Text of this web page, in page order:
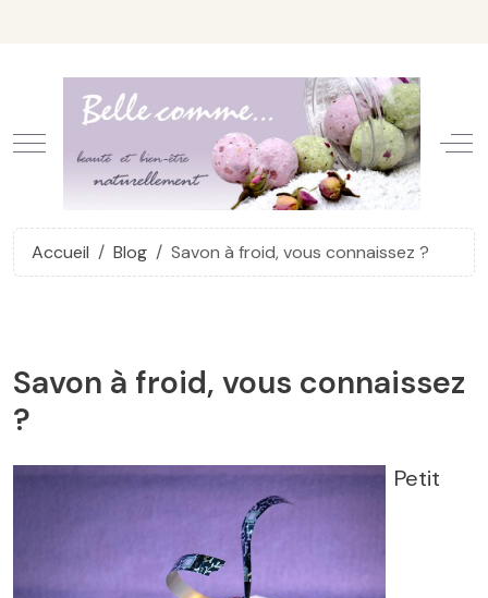
Mobile Menu Toggle
Accueil Blog Savon à froid, vous connaissez ?
Savon à froid, vous connaissez
?
Petit